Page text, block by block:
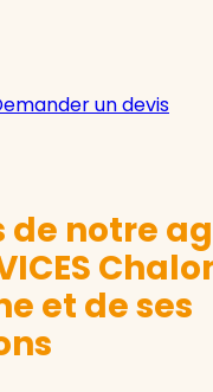
un devis
de notre
et de ses